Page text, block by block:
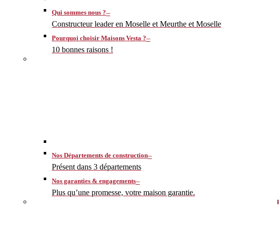
Qui sommes nous ?–
Constructeur leader en Moselle et Meurthe et Moselle
Pourquoi choisir Maisons Vesta ?–
10 bonnes raisons !
Nos Départements de construction–
Présent dans 3 départements
Nos garanties & engagements–
Plus qu’une promesse, votre maison garantie.